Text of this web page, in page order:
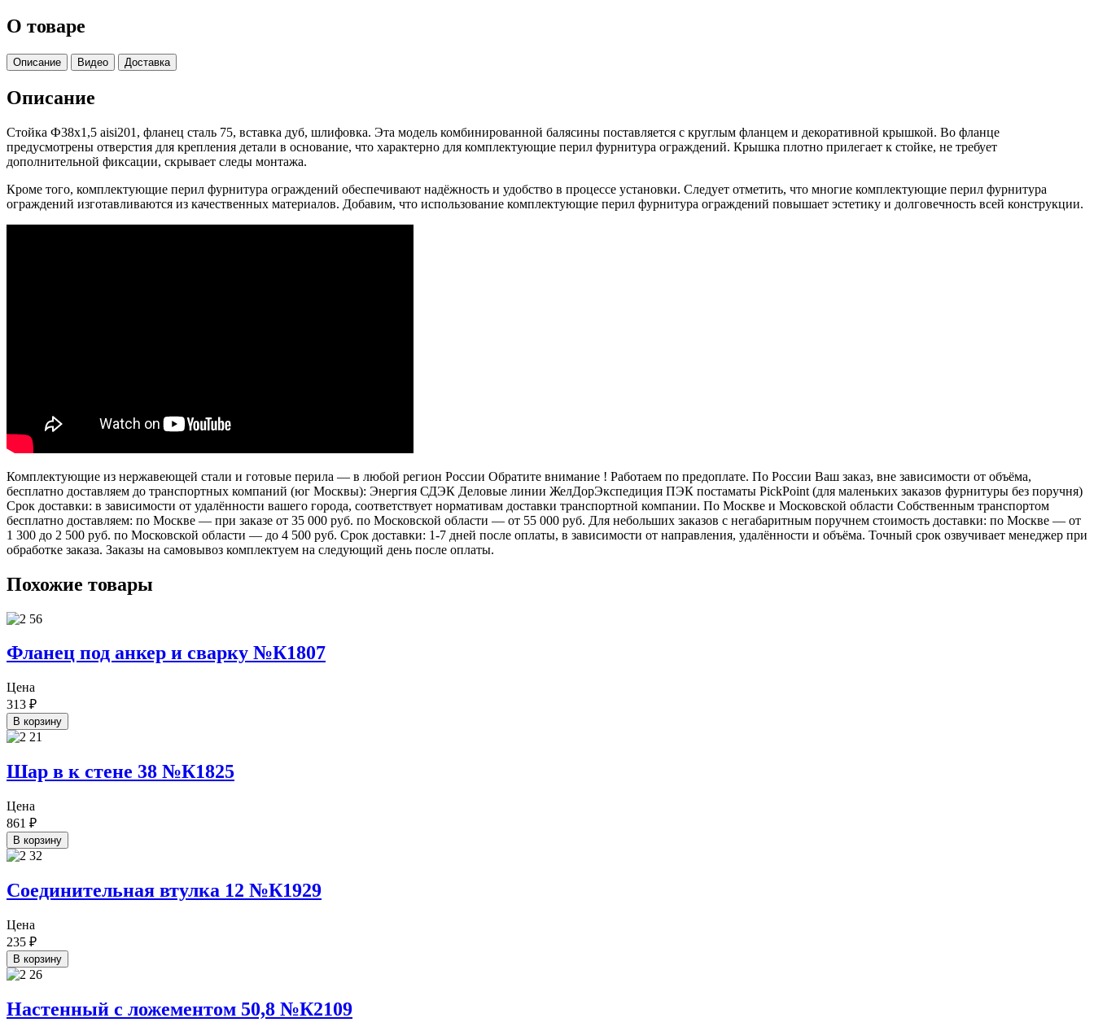
О товаре
Описание Видео Доставка
Описание
Стойка Ф38х1,5 aisi201, фланец сталь 75, вставка дуб, шлифовка. Эта модель комбинированной балясины поставляется с круглым фланцем и декоративной крышкой. Во фланце
предусмотрены отверстия для крепления детали в основание, что характерно для комплектующие перил фурнитура ограждений. Крышка плотно прилегает к стойке, не требует
дополнительной фиксации, скрывает следы монтажа.
Кроме того, комплектующие перил фурнитура ограждений обеспечивают надёжность и удобство в процессе установки. Следует отметить, что многие комплектующие перил фурнитура
ограждений изготавливаются из качественных материалов. Добавим, что использование комплектующие перил фурнитура ограждений повышает эстетику и долговечность всей конструкции.
Комплектующие из нержавеющей стали и готовые перила — в любой регион России Обратите внимание ! Работаем по предоплате. По России Ваш заказ, вне зависимости от объёма,
бесплатно доставляем до транспортных компаний (юг Москвы): Энергия СДЭК Деловые линии ЖелДорЭкспедиция ПЭК постаматы PickPoint (для маленьких заказов фурнитуры без поручня)
Срок доставки: в зависимости от удалённости вашего города, соответствует нормативам доставки транспортной компании. По Москве и Московской области Собственным транспортом
бесплатно доставляем: по Москве — при заказе от 35 000 руб. по Московской области — от 55 000 руб. Для небольших заказов с негабаритным поручнем стоимость доставки: по Москве — от
1 300 до 2 500 руб. по Московской области — до 4 500 руб. Срок доставки: 1-7 дней после оплаты, в зависимости от направления, удалённости и объёма. Точный срок озвучивает менеджер при
обработке заказа. Заказы на самовывоз комплектуем на следующий день после оплаты.
Похожие товары
Фланец под анкер и сварку №К1807
Цена
313 ₽
В корзину
Шар в к стене 38 №К1825
Цена
861 ₽
В корзину
Соединительная втулка 12 №К1929
Цена
235 ₽
В корзину
Настенный с ложементом 50,8 №К2109